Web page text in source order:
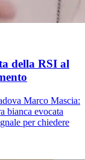
della RSI al
Marco Mascia:
bianca evocata
per chiedere